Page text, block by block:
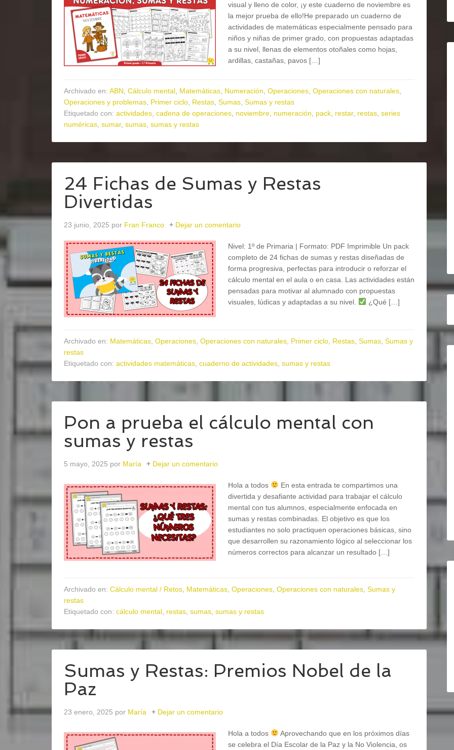
visual y lleno de color, ¡y este cuaderno de noviembre es
la mejor prueba de ello!He preparado un cuaderno de
actividades de matemáticas especialmente pensado para
niños y niñas de primer grado, con propuestas adaptadas
a su nivel, llenas de elementos otoñales como hojas,
ardillas, castañas, pavos […]
Archivado en: ABN Cálculo mental Matemáticas Numeración Operaciones Operaciones con naturales
Operaciones y problemas Primer ciclo Restas Sumas Sumas y restas
Etiquetado con: actividades cadena de operaciones noviembre numeración pack restar, restas series
numéricas sumar, sumas sumas y restas
24 Fichas de Sumas y Restas
Divertidas
23 junio, 2025 por Fran Franco Dejar un comentario
Nivel: 1º de Primaria | Formato: PDF Imprimible Un pack
completo de 24 fichas de sumas y restas diseñadas de
forma progresiva, perfectas para introducir o reforzar el
cálculo mental en el aula o en casa. Las actividades están
pensadas para motivar al alumnado con propuestas
visuales, lúdicas y adaptadas a su nivel.
¿Qué […]
Archivado en: Matemáticas Operaciones Operaciones con naturales Primer ciclo Restas Sumas Sumas y
restas
Etiquetado con: actividades matemáticas cuaderno de actividades sumas y restas
Pon a prueba el cálculo mental con
sumas y restas
5 mayo, 2025 por María Dejar un comentario
Hola a todos
En esta entrada te compartimos una
divertida y desafiante actividad para trabajar el cálculo
mental con tus alumnos, especialmente enfocada en
sumas y restas combinadas. El objetivo es que los
estudiantes no solo practiquen operaciones básicas, sino
que desarrollen su razonamiento lógico al seleccionar los
números correctos para alcanzar un resultado […]
Archivado en: Cálculo mental / Retos Matemáticas Operaciones Operaciones con naturales Sumas y
restas
Etiquetado con: cálculo mental restas sumas sumas y restas
Sumas y Restas: Premios Nobel de la
Paz
23 enero, 2025 por María Dejar un comentario
Hola a todos
Aprovechando que en los próximos días
se celebra el Día Escolar de la Paz y la No Violencia, os